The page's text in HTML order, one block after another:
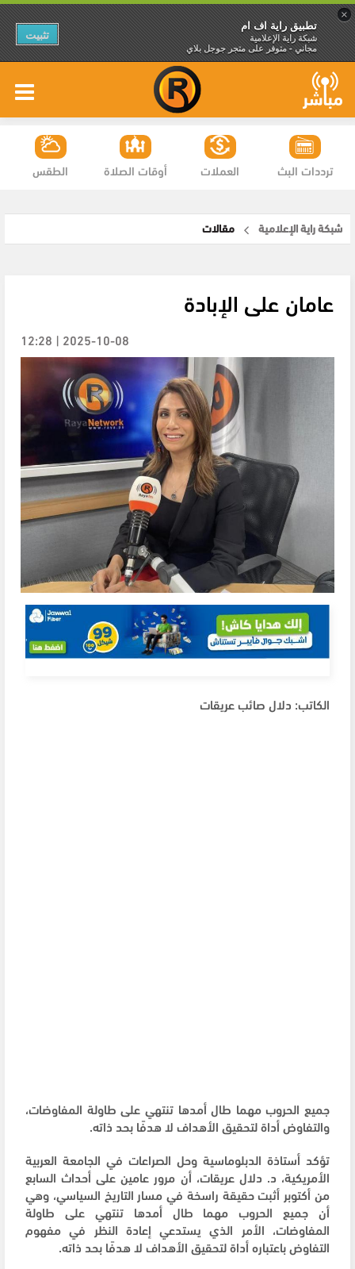
×
تطبيق راية اف ام
شبكة راية الإعلامية
مجاني - متوفر على متجر جوجل بلاي
تثبيت
الطقس أوقات الصلاة العملات ترددات البث
شبكة راية الإعلامية مقالات
عامان على الإبادة
2025-10-08 | 12:28
الكاتب: دلال صائب عريقات
جميع الحروب مهما طال أمدها تنتهي على طاولة المفاوضات،
والتفاوض أداة لتحقيق الأهداف لا هدفًا بحد ذاته.
تؤكد أستاذة الدبلوماسية وحل الصراعات في الجامعة العربية
الأمريكية، د. دلال عريقات، أن مرور عامين على أحداث السابع
من أكتوبر أثبت حقيقة راسخة في مسار التاريخ السياسي، وهي
أن جميع الحروب مهما طال أمدها تنتهي على طاولة
المفاوضات، الأمر الذي يستدعي إعادة النظر في مفهوم
التفاوض باعتباره أداة لتحقيق الأهداف لا هدفًا بحد ذاته.